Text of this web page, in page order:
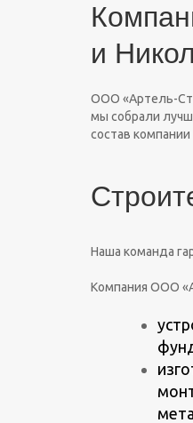
и
ООО «Артель-
мы собрали
состав
Наша команда
Компания ООО